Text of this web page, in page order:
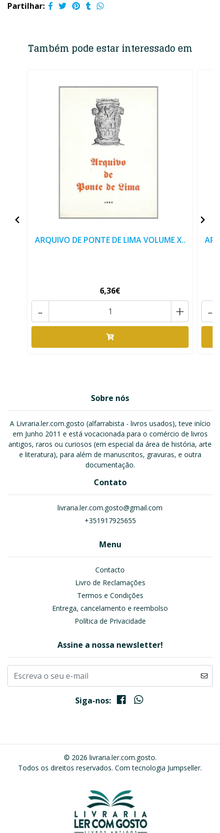
Partilhar:
Também pode estar interessado em
ARQUIVO DE PONTE DE LIMA VOLUME X..
6,36€
+
- -
Sobre nós
A Livraria.ler.com.gosto (alfarrabista - livros usados), teve início
em Junho 2011 e está vocacionada para o comércio de livros
antigos, raros ou curiosos (em especial da área de história, arte
e literatura), para além de manuscritos, gravuras, e outra
documentação.
Contato
livraria.ler.com.gosto@gmail.com
+351917925655
Menu
Contacto
Livro de Reclamações
Termos e Condições
Entrega, cancelamento e reembolso
Política de Privacidade
Assine a nossa newsletter!
Siga-nos:
© 2026 livraria.ler.com.gosto.
Todos os direitos reservados. Com tecnologia Jumpseller.